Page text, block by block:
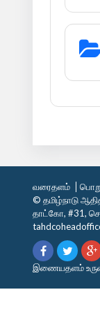
வரைதளம்
© தமிழ்நாடு
தாட்கோ, #31,
இணையதளம்